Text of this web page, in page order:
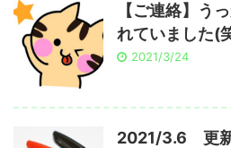
【ご連絡】う
れていました(
2021/3/24
2021/3.6 更新